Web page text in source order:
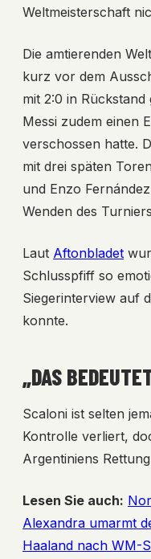
Weltmeisterschaft
Die amtierenden
kurz vor dem
mit 2:0 in
Messi zudem einen
verschossen hatte.
mit drei späten
und Enzo
Wenden des
Laut Aftonbladet
Schlusspfiff so
Siegerinterview auf
konnte.
„DAS
Scaloni ist selten
Kontrolle verliert,
Argentiniens
Lesen Sie auch:
Alexandra umarmt
Haaland nach WM-